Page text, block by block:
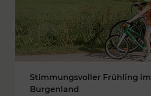
Stimmungsvoller Frühling im
Burgenland